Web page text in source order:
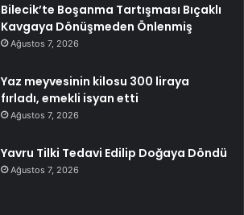
Bilecik’te Boşanma Tartışması Bıçaklı
Kavgaya Dönüşmeden Önlenmiş
Ağustos 7, 2026
Yaz meyvesinin kilosu 300 liraya
fırladı, emekli isyan etti
Ağustos 7, 2026
Yavru Tilki Tedavi Edilip Doğaya Döndü
Ağustos 7, 2026